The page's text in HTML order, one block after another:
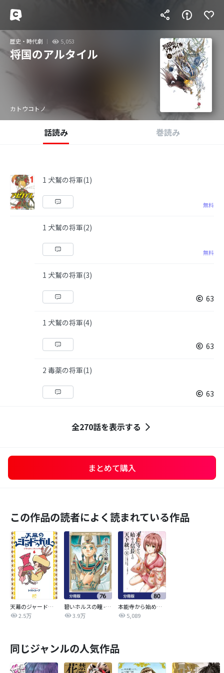
歴史・時代劇 5,053
将国のアルタイル
カトウコトノ
話読み 巻読み
1 犬鷲の将軍(1)
無料
1 犬鷲の将軍(2)
無料
1 犬鷲の将軍(3)
63
1 犬鷲の将軍(4)
63
2 毒薬の将軍(1)
63
全270話を表示する
まとめて購入
この作品の読者によく読まれている作品
天幕のジャードゥーガル
2.5万
碧いホルスの瞳 -男装の女王の物語-【分冊版】
3.9万
本能寺から始める信長との天下統一【分冊版】
5,089
同じジャンルの人気作品